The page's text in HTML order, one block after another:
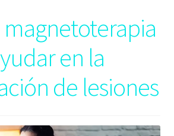
en la
de lesiones